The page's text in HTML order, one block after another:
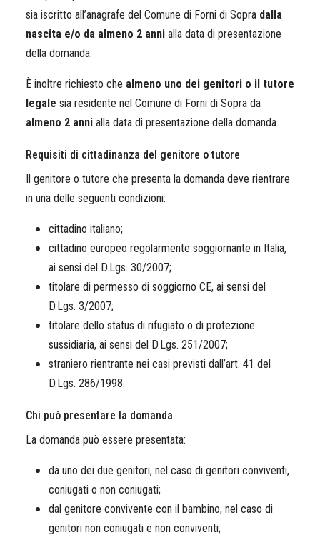
sia iscritto all’anagrafe del Comune di Forni di Sopra dalla
nascita e/o da almeno 2 anni alla data di presentazione
della domanda.
È inoltre richiesto che almeno uno dei genitori o il tutore
legale sia residente nel Comune di Forni di Sopra da
almeno 2 anni alla data di presentazione della domanda.
Requisiti di cittadinanza del genitore o tutore
Il genitore o tutore che presenta la domanda deve rientrare
in una delle seguenti condizioni:
cittadino italiano;
cittadino europeo regolarmente soggiornante in Italia,
ai sensi del D.Lgs. 30/2007;
titolare di permesso di soggiorno CE, ai sensi del
D.Lgs. 3/2007;
titolare dello status di rifugiato o di protezione
sussidiaria, ai sensi del D.Lgs. 251/2007;
straniero rientrante nei casi previsti dall’art. 41 del
D.Lgs. 286/1998.
Chi può presentare la domanda
La domanda può essere presentata:
da uno dei due genitori, nel caso di genitori conviventi,
coniugati o non coniugati;
dal genitore convivente con il bambino, nel caso di
genitori non coniugati e non conviventi;